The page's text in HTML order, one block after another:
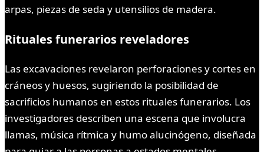
arpas, piezas de seda y utensilios de madera.
Rituales funerarios reveladores
Las excavaciones revelaron perforaciones y cortes en
cráneos y huesos, sugiriendo la posibilidad de
sacrificios humanos en estos rituales funerarios. Los
investigadores describen una escena que involucra
llamas, música rítmica y humo alucinógeno, diseñada